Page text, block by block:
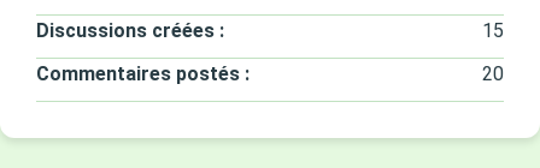
Discussions créées :
15
Commentaires postés :
20